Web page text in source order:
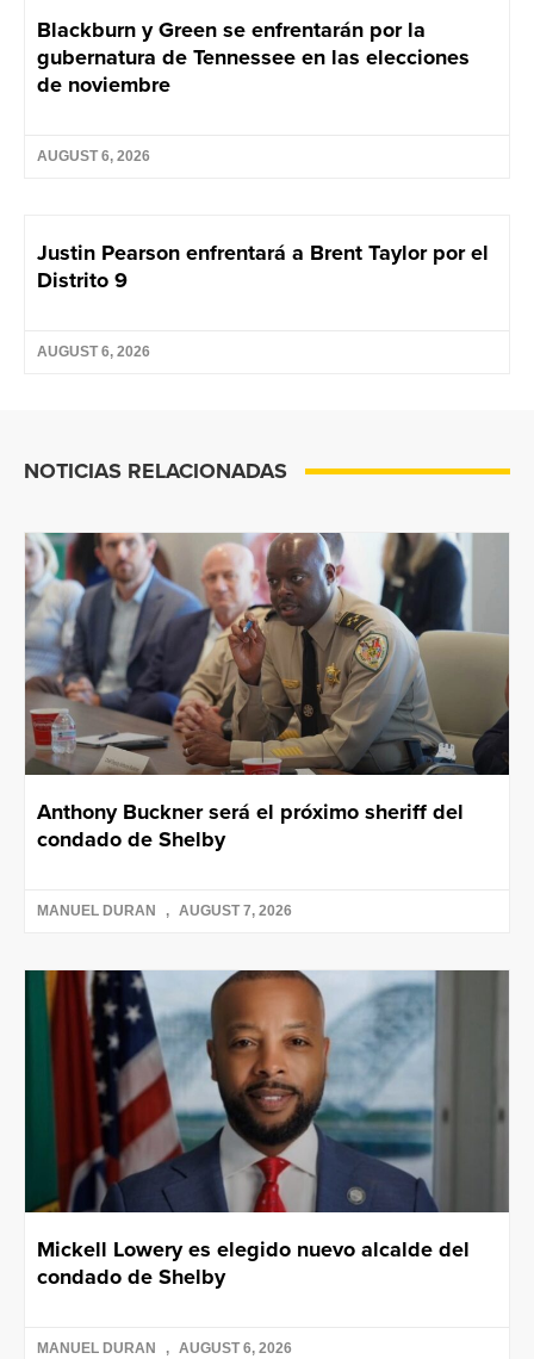
Blackburn y Green se enfrentarán por la
gubernatura de Tennessee en las elecciones
de noviembre
AUGUST 6, 2026
Justin Pearson enfrentará a Brent Taylor por el
Distrito 9
AUGUST 6, 2026
NOTICIAS RELACIONADAS
Anthony Buckner será el próximo sheriff del
condado de Shelby
MANUEL DURAN AUGUST 7, 2026
Mickell Lowery es elegido nuevo alcalde del
condado de Shelby
MANUEL DURAN AUGUST 6, 2026